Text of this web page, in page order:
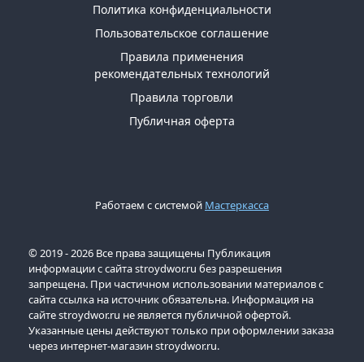
Политика конфиденциальности
Пользовательское соглашение
Правила применения
рекомендательных технологий
Правила торговли
Публичная оферта
Работаем с системой Мастеркасса
© 2019 - 2026 Все права защищены Публикация
информации с сайта stroydwor.ru без разрешения
запрещена. При частичном использовании материалов с
сайта ссылка на источник обязательна. Информация на
сайте stroydwor.ru не является публичной офертой.
Указанные цены действуют только при оформлении заказа
через интернет-магазин stroydwor.ru.